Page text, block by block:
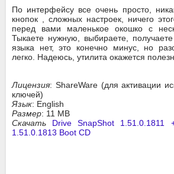
По интерфейсу все очень просто,
кнопок , сложных настроек, ничего
перед вами маленькое окошко с
Тыкаете нужную, выбираете, получаете
языка нет, это конечно минус, но
легко. Надеюсь, утилита окажется
Лицензия: ShareWare (для активации
ключей)
Язык: English
Размер: 11 MB
Скачать
Drive SnapShot 1.51.0.1811
1.51.0.1813 Boot CD